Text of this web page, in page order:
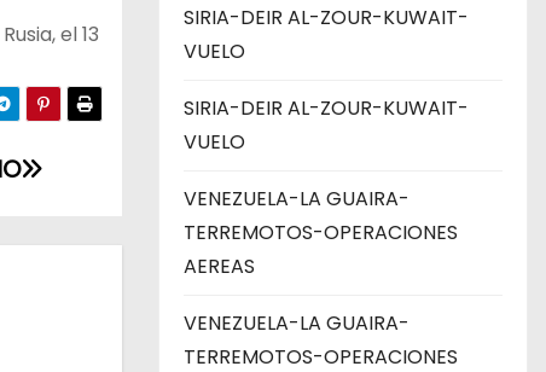
el 13
SIRIA-DEIR AL-ZOUR-KUWAIT-
VUELO
SIRIA-DEIR AL-ZOUR-KUWAIT-
VUELO
VENEZUELA-LA GUAIRA-
TERREMOTOS-OPERACIONES
AEREAS
VENEZUELA-LA GUAIRA-
TERREMOTOS-OPERACIONES